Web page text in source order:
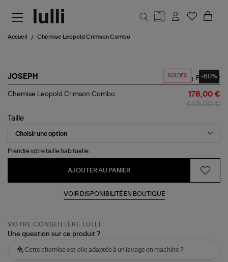
Accueil Chemise Leopold Crimson Combo
SOLDES -60%
JOSEPH
Chemise
Combo
Partager
Chemise Leopold Crimson Combo 178,00 €
Taille
Prendre votre taille habituelle.
AJOUTER AU PANIER
VOIR DISPONIBILITÉ EN BOUTIQUE
VOTRE CONSEILLÈRE LULLI
Une question sur ce produit ?
Cette chemise est-elle adaptée à un lavage en machine ?